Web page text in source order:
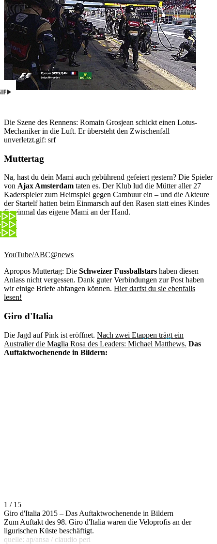
Die Szene des Rennens: Romain Grosjean schickt einen Lotus-
Mechaniker in die Luft. Er übersteht den Zwischenfall
unverletzt.gif: srf
Muttertag
Na, hast du dein Mami auch gebührend gefeiert gestern? Die Spieler
von Ajax Amsterdam taten es. Der Klub lud die Mütter aller 27
Kaderspieler zum Heimspiel gegen Cambuur ein – und die Akteure
der Startelf hatten beim Einmarsch auf den Rasen statt eines Kindes
für einmal das eigene Mami an der Hand.
YouTube/ABC@news
Apropos Muttertag: Die Schweizer Fussballstars haben diesen
Anlass nicht vergessen. Dank guter Verbindungen zur Post haben
wir einige Briefe abfangen können. Hier darfst du sie ebenfalls
lesen!
Giro d'Italia
Die Jagd auf Pink ist eröffnet. Nach zwei Etappen trägt ein
Australier die Maglia Rosa des Leaders: Michael Matthews. Das
Auftaktwochenende in Bildern:
1 / 15
Giro d'Italia 2015 – Das Auftaktwochenende in Bildern
Zum Auftakt des 98. Giro d'Italia waren die Veloprofis an der
ligurischen Küste beschäftigt.
quelle: ap/ansa / claudio peri